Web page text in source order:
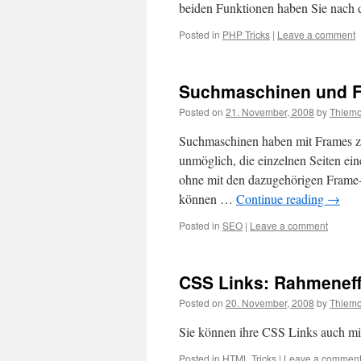
beiden Funktionen haben Sie
Posted in PHP Tricks | Leave a comment
Suchmaschinen und
Posted on 21. November, 2008 by
Suchmaschinen haben mit Frames
unmöglich, die einzelnen Seiten
ohne mit den dazugehörigen
können … Continue reading →
Posted in SEO | Leave a comment
CSS Links:
Posted on 20. November, 2008 by
Sie können ihre CSS Links auch
Posted in HTML Tricks | Leave a comment